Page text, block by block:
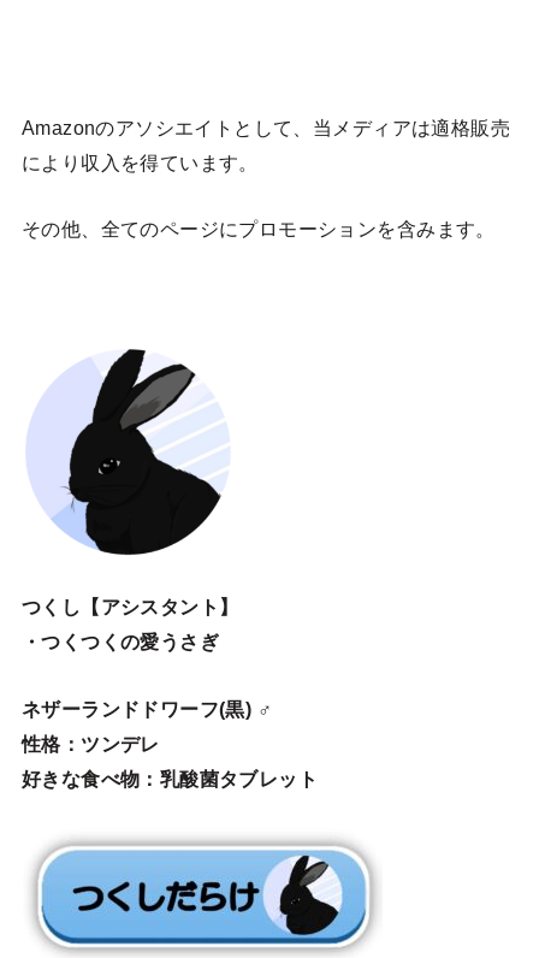
Amazonのアソシエイトとして、当メディアは適格販売
により収入を得ています。
その他、全てのページにプロモーションを含みます。
つくし【アシスタント】
・つくつくの愛うさぎ
ネザーランドドワーフ(黒) ♂
性格：ツンデレ
好きな食べ物：乳酸菌タブレット